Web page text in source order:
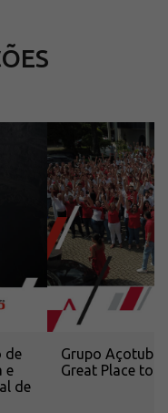
de
e
de
Grupo Açotubo
Great Place to